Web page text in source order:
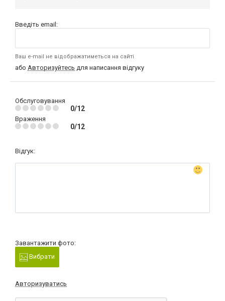
Введіть email:
Ваш e-mail не відображатиметься на сайті
або Авторизуйтесь для написання відгуку
Обслуговування
0/12
Враження
0/12
Відгук:
Завантажити фото:
Вибрати
Авторизуватись